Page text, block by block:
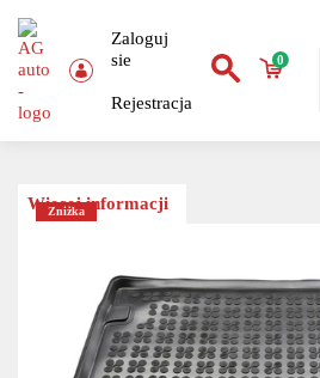
Zaloguj
sie
Rejestracja
0
Więcej informacji
Zniżka